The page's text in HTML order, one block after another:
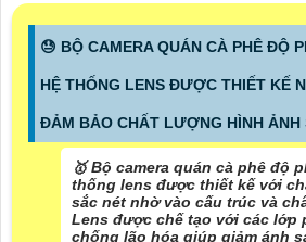
😓 BỘ CAMERA QUÁN CÀ PHÊ ĐỘ
HỆ THỐNG LENS ĐƯỢC THIẾT KẾ
ĐẢM BẢO CHẤT LƯỢNG HÌNH ẢNH
🥇 Bộ camera quán cà phê độ
thống lens được thiết kế với
sắc nét nhờ vào cấu trúc và
Lens được chế tạo với các lớp
chống lão hóa giúp giảm ánh